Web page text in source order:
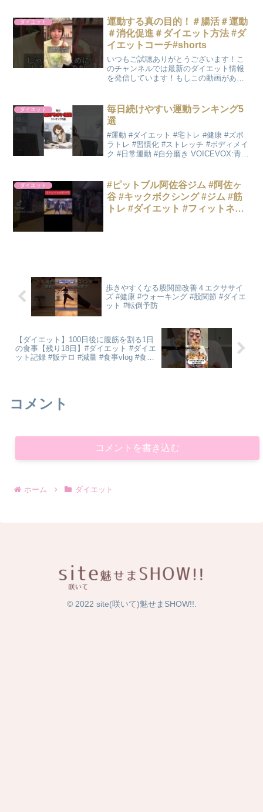
ダイエット
運動する真の目的！＃腸活＃運動
＃消化促進＃ダイエット方法 #ダ
イエットコーチ#shorts
いつもご試聴ありがとうございます！こ
のチャンネルでは最新のダイエット情報
を発信しています！もしこの動画があな
ット＃ダイエット心理学＃ダイエットコ
ーチ＃ダイエット方...
ダイエット
毎日続けやすい運動ランキング5
選
#運動 #ダイエット #宅トレ #健康 #ズボ
ラトレ #習慣化 #ストレッチ #ボディメイ
ク #日常運動 #自分磨き VOICEVOX:青山
ダイエット
#ピットブル阿佐谷ジム #阿佐ヶ
谷 #キックボクシング #ジム #筋
トレ #ダイエット #フィットネス
歩きやすくなる股関節改善４エクササイ
ズ #健康 #ウォーキング #股関節 #ダイエ
ット #転倒予防
【ダイエット】100日後に腹筋を割る1日
の食事【残り18日】#ダイエット #ダイエ
ット記録 #飯テロ #減量 #食事vlog #食事
コメント
コメントを書き込む
ホーム ダイエット
© 2022 site(咲いて)魅せまSHOW!!.